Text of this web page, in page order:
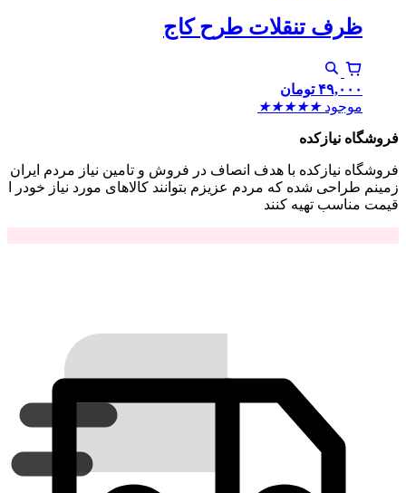
ظرف تنقلات طرح کاج
۴۹,۰۰۰ تومان
موجود ★
★
★
★
★
فروشگاه نیازکده
فروشگاه نیازکده با هدف انصاف در فروش و تامین نیاز مردم ایران
زمینم طراحی شده که مردم عزیزم بتوانند کالاهای مورد نیاز خودر ا
قیمت مناسب تهیه کنند